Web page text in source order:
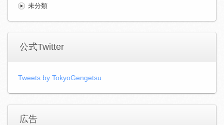
未分類
公式Twitter
Tweets by TokyoGengetsu
広告